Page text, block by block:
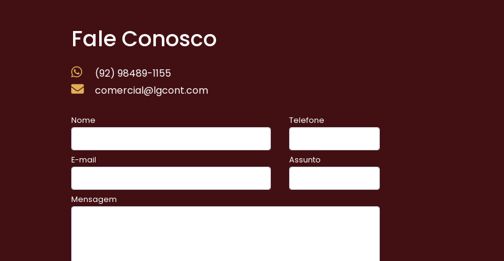
Fale Conosco
(92) 98489-1155
comercial@lgcont.com
Nome Telefone
E-mail Assunto
Mensagem